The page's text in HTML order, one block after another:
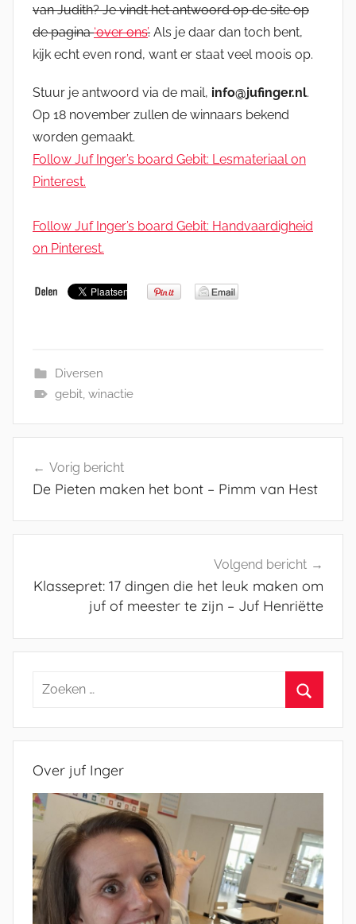
van Judith? Je vindt het antwoord op de site op
de pagina‘over ons’. Als je daar dan toch bent,
kijk echt even rond, want er staat veel moois op.
Stuur je antwoord via de mail, info@jufinger.nl.
Op 18 november zullen de winnaars bekend
worden gemaakt.
Follow Juf Inger’s board Gebit: Lesmateriaal on
Pinterest.
Follow Juf Inger’s board Gebit: Handvaardigheid
on Pinterest.
Diversen
gebit, winactie
navigatie
Vorig bericht
De Pieten maken het bont – Pimm van Hest
Volgend bericht
Klassepret: 17 dingen die het leuk maken om
juf of meester te zijn – Juf Henriëtte
Zoeken
Over juf Inger